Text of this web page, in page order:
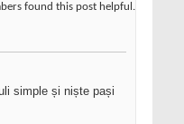
found this post helpful.
simple și niște pași